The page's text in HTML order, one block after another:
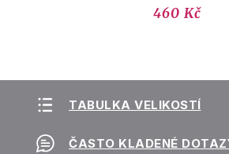
460 Kč
TABULKA VELIKOSTÍ
ČASTO KLADENÉ